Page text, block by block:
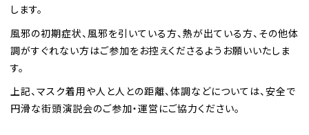
します。
風邪の初期症状、風邪を引いている方、熱が出ている方、その他体
調がすぐれない方はご参加をお控えくださるようお願いいたしま
す。
上記、マスク着用や人と人との距離、体調などについては、安全で
円滑な街頭演説会のご参加・運営にご協力ください。